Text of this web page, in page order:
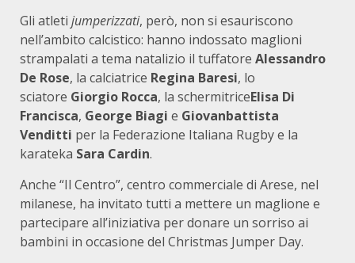
Gli atleti jumperizzati, però, non si esauriscono
nell’ambito calcistico: hanno indossato maglioni
strampalati a tema natalizio il tuffatore Alessandro
De Rose, la calciatrice Regina Baresi, lo
sciatore Giorgio Rocca, la schermitriceElisa Di
Francisca, George Biagi e Giovanbattista
Venditti per la Federazione Italiana Rugby e la
karateka Sara Cardin.
Anche “Il Centro”, centro commerciale di Arese, nel
milanese, ha invitato tutti a mettere un maglione e
partecipare all’iniziativa per donare un sorriso ai
bambini in occasione del Christmas Jumper Day.